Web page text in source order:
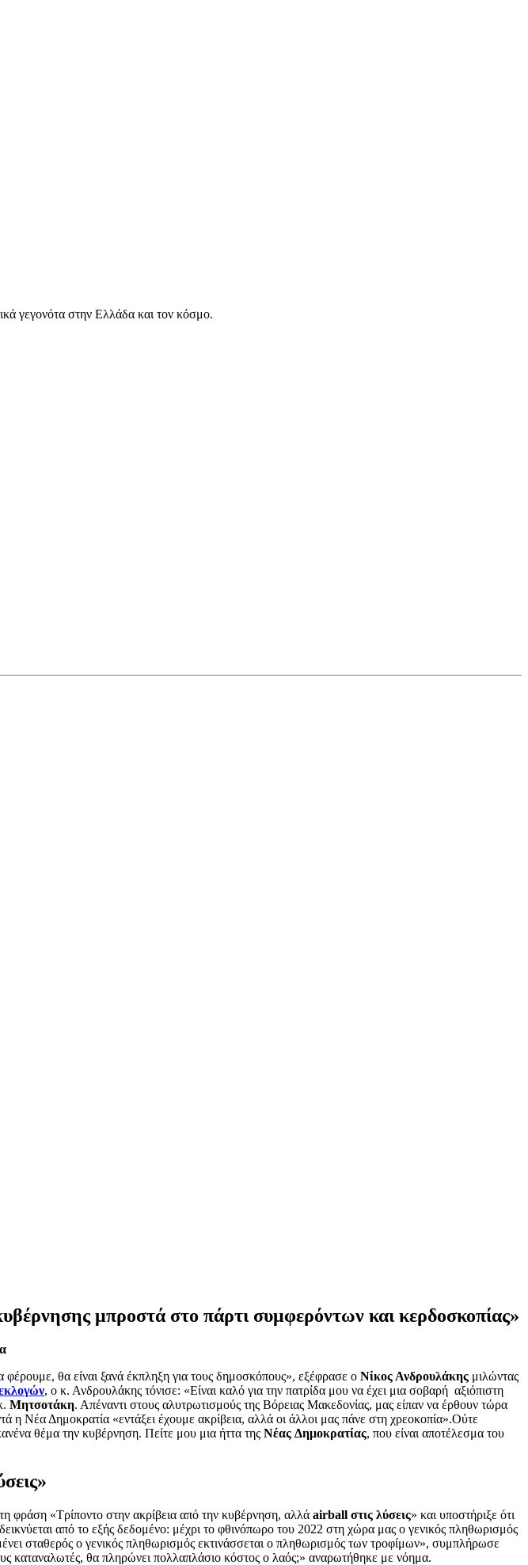
γεγονότα στην Ελλάδα και τον κόσμο.
μπροστά στο πάρτι συμφερόντων και κερδοσκοπίας»
θα είναι ξανά έκπληξη για τους δημοσκόπους», εξέφρασε ο Νίκος Ανδρουλάκης μιλώντας
, ο κ. Ανδρουλάκης τόνισε: «Είναι καλό για την πατρίδα μου να έχει μια σοβαρή αξιόπιστη
Μητσοτάκη. Απέναντι στους αλυτρωτισμούς της Βόρειας Μακεδονίας, μας είπαν να έρθουν τώρα
Δημοκρατία «εντάξει έχουμε ακρίβεια, αλλά οι άλλοι μας πάνε στη χρεοκοπία».Ούτε
θέμα την κυβέρνηση. Πείτε μου μια ήττα της Νέας Δημοκρατίας, που είναι αποτέλεσμα του
«Τρίποντο στην ακρίβεια από την κυβέρνηση, αλλά airball στις λύσεις» και υποστήριξε ότι
από το εξής δεδομένο: μέχρι το φθινόπωρο του 2022 στη χώρα μας ο γενικός πληθωρισμός
σταθερός ο γενικός πληθωρισμός εκτινάσσεται ο πληθωρισμός των τροφίμων», συμπλήρωσε
καταναλωτές, θα πληρώνει πολλαπλάσιο κόστος ο λαός;» αναρωτήθηκε με νόημα.